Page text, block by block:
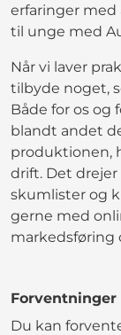
erfaringer
til unge med
Når vi laver
tilbyde noget,
Både for os og
blandt andet
produktionen,
drift. Det drejer
skumlister og
gerne med
markedsføring
Forventninger
Du kan